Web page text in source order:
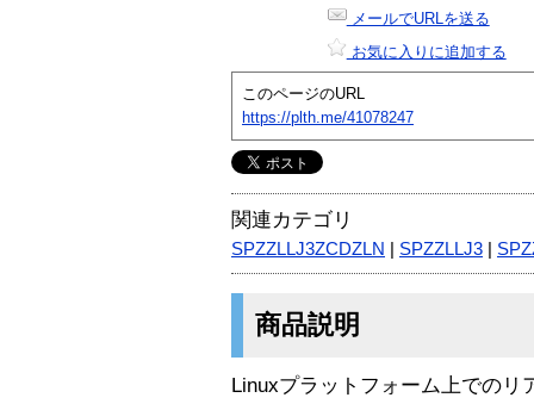
メールでURLを送る
お気に入りに追加する
このページのURL
https://plth.me/41078247
関連カテゴリ
SPZZLLJ3ZCDZLN SPZZLLJ3
商品説明
Linuxプラットフォーム上でのリ